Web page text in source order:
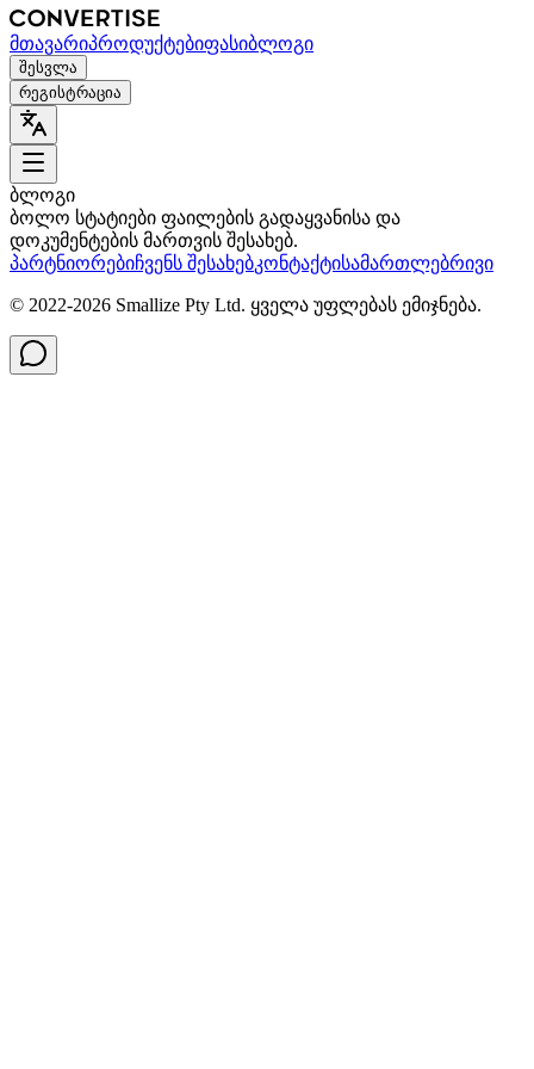
მთავარიპროდუქტებიფასიბლოგი
შესვლა
რეგისტრაცია
ბლოგი
ბოლო სტატიები ფაილების გადაყვანისა და
დოკუმენტების მართვის შესახებ.
პარტნიორებიჩვენს შესახებკონტაქტისამართლებრივი
© 2022-2026 Smallize Pty Ltd. ყველა უფლებას ემიჯნება.